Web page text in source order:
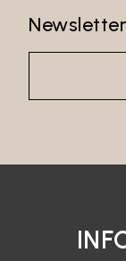
Recupera
Newsletter